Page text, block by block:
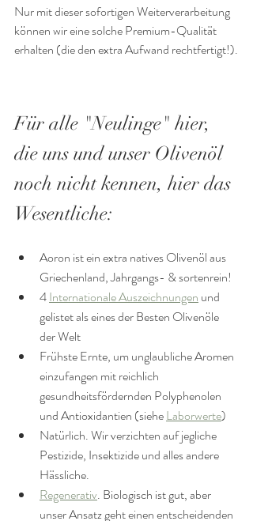
Nur mit dieser sofortigen Weiterverarbeitung
können wir eine solche Premium-Qualität
erhalten (die den extra Aufwand rechtfertigt!).
Für alle "Neulinge" hier,
die uns und unser Olivenöl
noch nicht kennen, hier das
Wesentliche:
Aoron ist ein extra natives Olivenöl aus
Griechenland, Jahrgangs- & sortenrein!
4 Internationale Auszeichnungen und
gelistet als eines der Besten Olivenöle
der Welt
Frühste Ernte, um unglaubliche Aromen
einzufangen mit reichlich
gesundheitsfördernden Polyphenolen
und Antioxidantien (siehe Laborwerte)
Natürlich. Wir verzichten auf jegliche
Pestizide, Insektizide und alles andere
Hässliche.
Regenerativ. Biologisch ist gut, aber
unser Ansatz geht einen entscheidenden